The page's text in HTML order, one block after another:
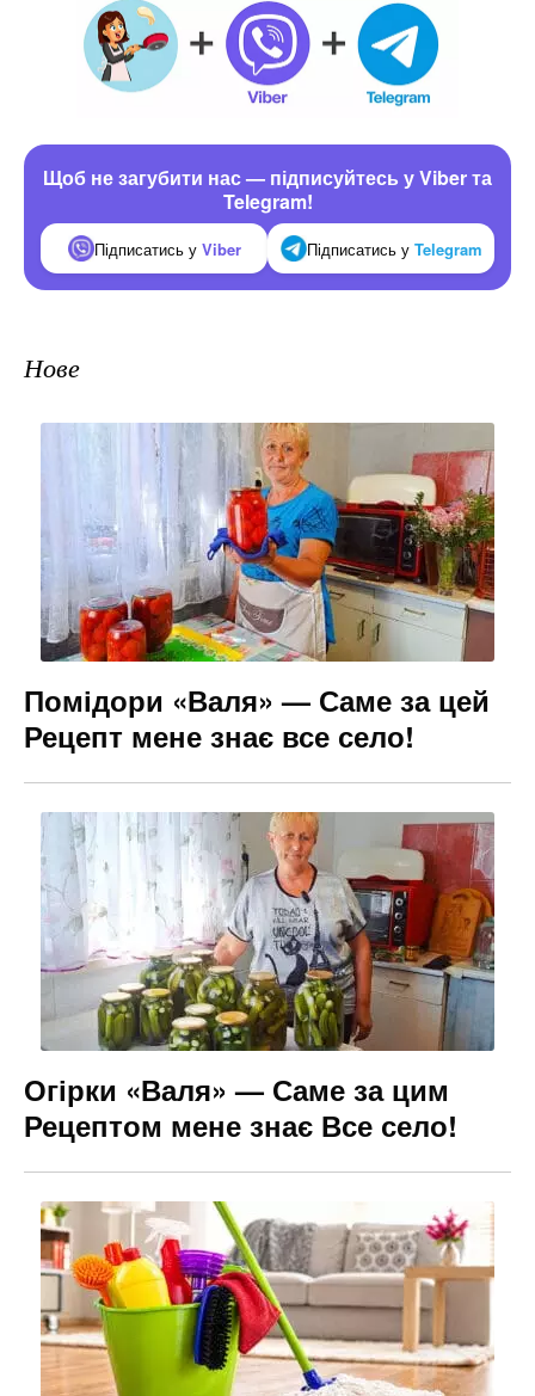
Щоб не загубити нас — підписуйтесь у Viber та
Telegram!
Підписатись у Viber Підписатись у Telegram
Нове
Помідори «Валя» — Саме за цей
Рецепт мене знає все село!
Огірки «Валя» — Саме за цим
Рецептом мене знає Все село!